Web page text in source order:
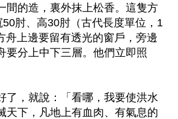
間的造，裏外抹上松香。這隻方
肘、高30肘（古代長度單位，1
舟上邊要留有透光的窗戶，旁邊
要分上中下三層。他們立即照
了，就說：「看哪，我要使洪水
天下，凡地上有血肉、有氣息的